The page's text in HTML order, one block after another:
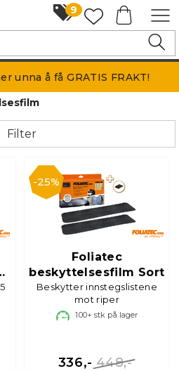
9
unna å få GRATIS FRAKT!
Filter
25%
Foliatec
beskyttelsesfilm Sort
Beskytter innstegslistene
mot riper
100+ stk på lager
448,-
336,-